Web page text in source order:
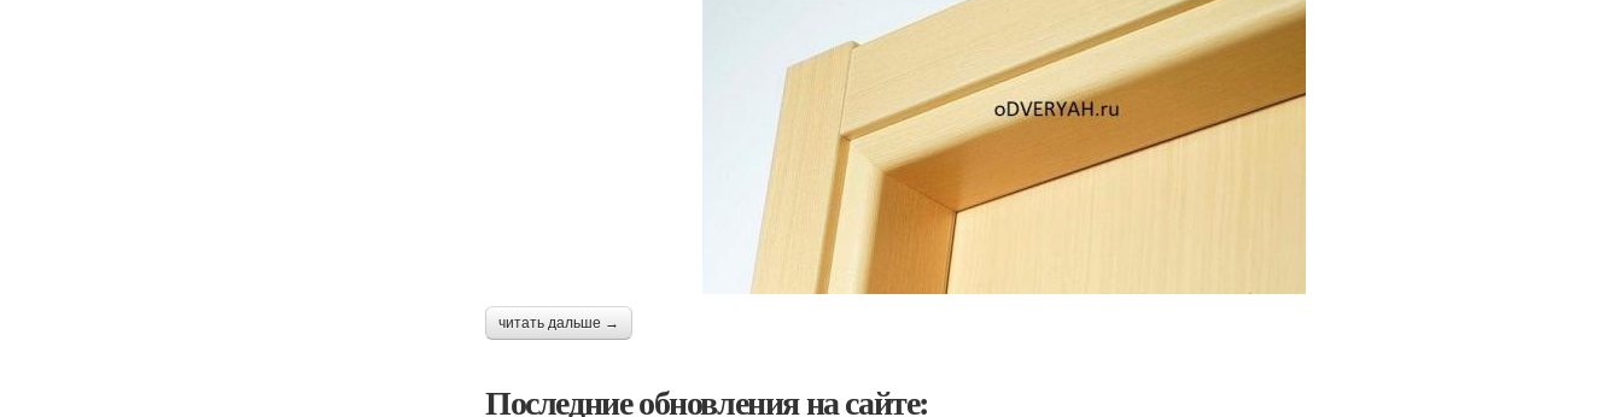
читать дальше →
Последние обновления на сайте: